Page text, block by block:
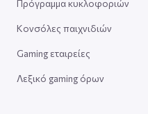
Πρόγραμμα κυκλοφοριών
Κονσόλες παιχνιδιών
Gaming εταιρείες
Λεξικό gaming όρων